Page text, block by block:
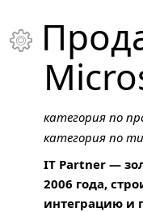

категория по
категория по
IT Partner —
2006 года,
интеграцию и